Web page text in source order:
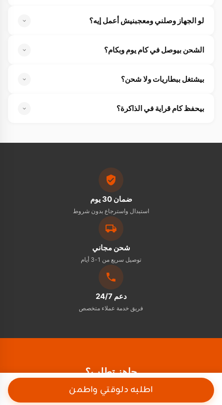
صوتية واضحة فمش محتاجين نظر قوي، وزر واحد بس يبدأ بيه
لو الجهاز وصلني ومعجبنيش أعمل إيه؟
وهنرجعلك فلوسك كاملة من غير ما نسألك ليه.
الشحن بيوصل في كام يوم وبكام؟
هتدفع أي حاجة غير لما الجهاز يوصلك في إيدك.
بيشتغل ببطاريات ولا شحن؟
من شحن أو كهربا ولا أسلاك.
بيحفظ كام قراية في الذاكرة؟
الدكتور التاريخ كله في أي وقت.
ضمان 30 يوم
استبدال واسترجاع بدون شروط
شحن مجاني
توصيل سريع من 1-3 أيام
دعم 24/7
فريق خدمة عملاء متخصص
جاهز تطلب؟
استغل العرض قبل ما ينتهي - خصم 56% + شحن مجاني
اطلبه دلوقتي واطمن